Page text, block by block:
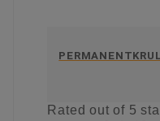
Ratedout of 5